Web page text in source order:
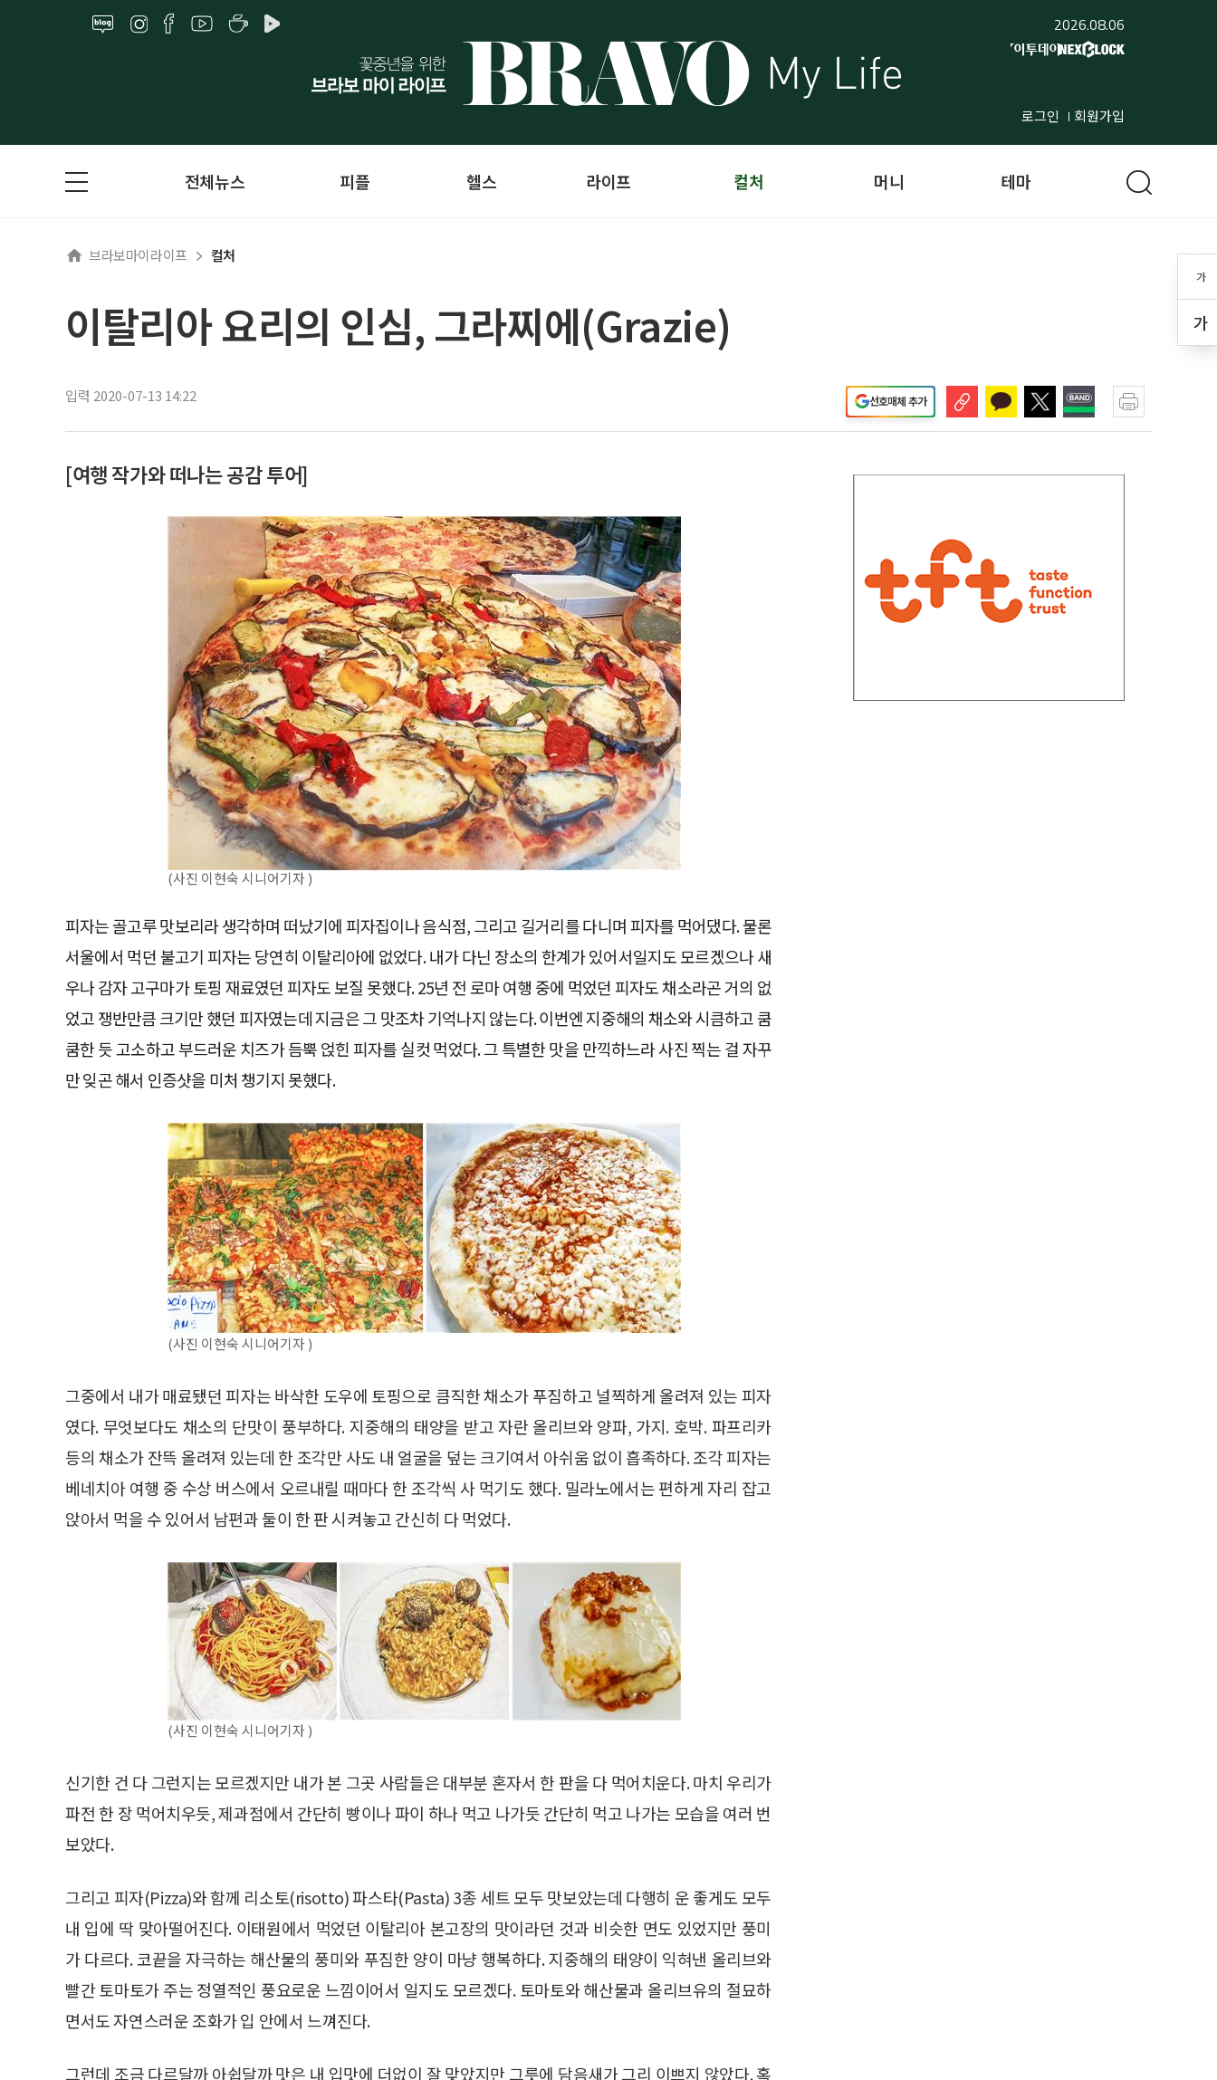
2026.08.06
로그인 회원가입
가
가
전체뉴스 피플 헬스 라이프 컬처 머니 테마
브라보마이라이프 컬처
이탈리아 요리의 인심, 그라찌에(Grazie)
입력 2020-07-13 14:22 선호매체 추가
[여행 작가와 떠나는 공감 투어]
(사진 이현숙 시니어기자 )
피자는 골고루 맛보리라 생각하며 떠났기에 피자집이나 음식점, 그리고 길거리를 다니며 피자를 먹어댔다. 물론
서울에서 먹던 불고기 피자는 당연히 이탈리아에 없었다. 내가 다닌 장소의 한계가 있어서일지도 모르겠으나 새
우나 감자 고구마가 토핑 재료였던 피자도 보질 못했다. 25년 전 로마 여행 중에 먹었던 피자도 채소라곤 거의 없
었고 쟁반만큼 크기만 했던 피자였는데 지금은 그 맛조차 기억나지 않는다. 이번엔 지중해의 채소와 시큼하고 쿰
쿰한 듯 고소하고 부드러운 치즈가 듬뿍 얹힌 피자를 실컷 먹었다. 그 특별한 맛을 만끽하느라 사진 찍는 걸 자꾸
만 잊곤 해서 인증샷을 미처 챙기지 못했다.
(사진 이현숙 시니어기자 )
그중에서 내가 매료됐던 피자는 바삭한 도우에 토핑으로 큼직한 채소가 푸짐하고 널찍하게 올려져 있는 피자
였다. 무엇보다도 채소의 단맛이 풍부하다. 지중해의 태양을 받고 자란 올리브와 양파, 가지. 호박. 파프리카
등의 채소가 잔뜩 올려져 있는데 한 조각만 사도 내 얼굴을 덮는 크기여서 아쉬움 없이 흡족하다. 조각 피자는
베네치아 여행 중 수상 버스에서 오르내릴 때마다 한 조각씩 사 먹기도 했다. 밀라노에서는 편하게 자리 잡고
앉아서 먹을 수 있어서 남편과 둘이 한 판 시켜놓고 간신히 다 먹었다.
(사진 이현숙 시니어기자 )
신기한 건 다 그런지는 모르겠지만 내가 본 그곳 사람들은 대부분 혼자서 한 판을 다 먹어치운다. 마치 우리가
파전 한 장 먹어치우듯, 제과점에서 간단히 빵이나 파이 하나 먹고 나가듯 간단히 먹고 나가는 모습을 여러 번
보았다.
그리고 피자(Pizza)와 함께 리소토(risotto) 파스타(Pasta) 3종 세트 모두 맛보았는데 다행히 운 좋게도 모두
내 입에 딱 맞아떨어진다. 이태원에서 먹었던 이탈리아 본고장의 맛이라던 것과 비슷한 면도 있었지만 풍미
가 다르다. 코끝을 자극하는 해산물의 풍미와 푸짐한 양이 마냥 행복하다. 지중해의 태양이 익혀낸 올리브와
빨간 토마토가 주는 정열적인 풍요로운 느낌이어서 일지도 모르겠다. 토마토와 해산물과 올리브유의 절묘하
면서도 자연스러운 조화가 입 안에서 느껴진다.
그런데 조금 다르달까 아쉽달까 맛은 내 입맛에 더없이 잘 맞았지만 그릇에 담음새가 그리 이쁘지 않았다. 혹